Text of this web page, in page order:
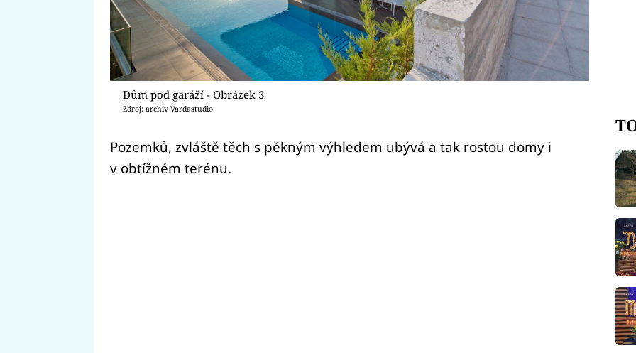
Dům pod garáží - Obrázek 3
Zdroj: archiv Vardastudio
Pozemků, zvláště těch s pěkným výhledem ubývá a tak rostou domy i
v obtížném terénu.